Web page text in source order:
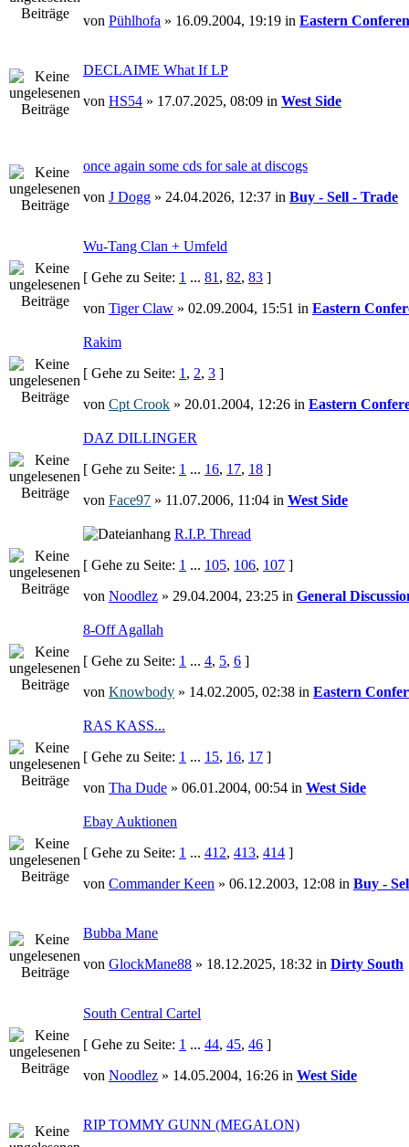
von Pühlhofa » 16.09.2004, 19:19 in Eastern
DECLAIME What If LP
von HS54 » 17.07.2025, 08:09 in West Side
once again some cds for sale at discogs
von J Dogg » 24.04.2026, 12:37 in Buy - Sell - Trade
Wu-Tang Clan + Umfeld
[ Gehe zu Seite: 1 ... 81 , 82, 83 ]
von Tiger Claw » 02.09.2004, 15:51 in Eastern
Rakim
[ Gehe zu Seite: 1 , 2, 3 ]
von Cpt Crook » 20.01.2004, 12:26 in Eastern
DAZ DILLINGER
[ Gehe zu Seite: 1 ... 16, 17, 18 ]
von Face97 » 11.07.2006, 11:04 in West Side
R.I.P. Thread
[ Gehe zu Seite: 1 ... 105, 106, 107 ]
von Noodlez » 29.04.2004, 23:25 in General
8-Off Agallah
[ Gehe zu Seite: 1 ... 4, 5, 6 ]
von Knowbody » 14.02.2005, 02:38 in Eastern
RAS KASS...
[ Gehe zu Seite: 1 ... 15, 16, 17 ]
von Tha Dude » 06.01.2004, 00:54 in West Side
Ebay Auktionen
[ Gehe zu Seite: 1 ... 412, 413, 414 ]
von Commander Keen » 06.12.2003, 12:08 in Buy -
Bubba Mane
von GlockMane88 » 18.12.2025, 18:32 in Dirty South
South Central Cartel
[ Gehe zu Seite: 1 ... 44, 45, 46 ]
von Noodlez » 14.05.2004, 16:26 in West Side
RIP TOMMY GUNN (MEGALON)